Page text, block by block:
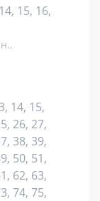
15, 16,
14, 15,
26, 27,
38, 39,
50, 51,
62, 63,
74, 75,